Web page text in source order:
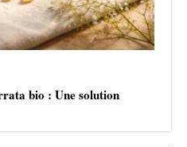
bio : Une solution